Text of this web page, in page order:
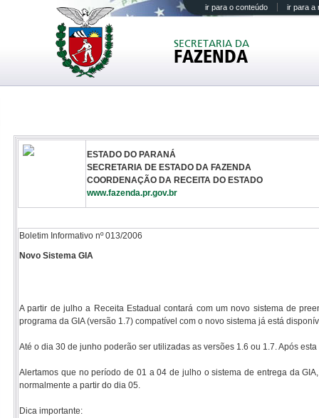
ir para o conteúdo ir para a
SECRETARIA DA
FAZENDA
ESTADO DO PARANÁ
SECRETARIA DE ESTADO DA FAZENDA
COORDENAÇÃO DA RECEITA DO ESTADO
www.fazenda.pr.gov.br
Boletim Informativo nº 013/2006
Novo Sistema GIA
A partir de julho a Receita Estadual contará com um novo sistema de
programa da GIA (versão 1.7) compatível com o novo sistema já está
Até o dia 30 de junho poderão ser utilizadas as versões 1.6 ou 1.7. Após
Alertamos que no período de 01 a 04 de julho o sistema de entrega da
normalmente a partir do dia 05.
Dica importante: